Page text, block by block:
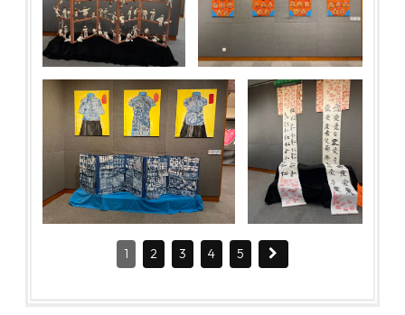
1 2 3 4 5